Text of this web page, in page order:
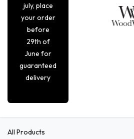
july, place
your order
before
29th of
June for
guaranteed
delivery
All Products